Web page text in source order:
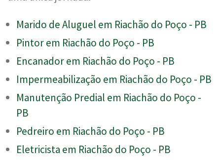
Marido de Aluguel em Riachão do Poço - PB
Pintor em Riachão do Poço - PB
Encanador em Riachão do Poço - PB
Impermeabilização em Riachão do Poço - PB
Manutenção Predial em Riachão do Poço -
PB
Pedreiro em Riachão do Poço - PB
Eletricista em Riachão do Poço - PB